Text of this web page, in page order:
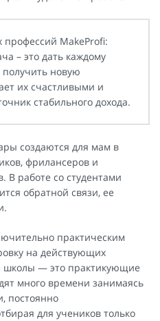
MakeProfi:
– это дать каждому
новую
их счастливыми и
стабильного дохода.
создаются для мам в
фрилансеров и
работе со студентами
обратной связи, ее
практическим
на действующих
школы — это практикующие
много времени занимаясь
постоянно
для учеников только